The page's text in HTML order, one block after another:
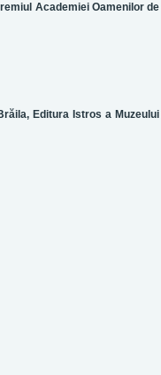
Academiei Oamenilor de
Editura Istros a Muzeului